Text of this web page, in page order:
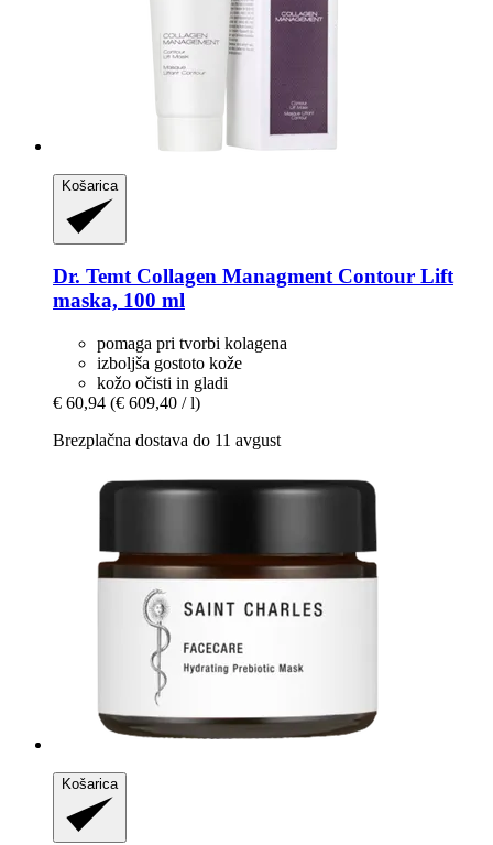
Košarica
Dr. TemtCollagen Managment Contour Lift
maska, 100 ml
pomaga pri tvorbi kolagena
izboljša gostoto kože
kožo očisti in gladi
€ 60,94 (€ 609,40 / l)
Brezplačna dostava do 11 avgust
Košarica